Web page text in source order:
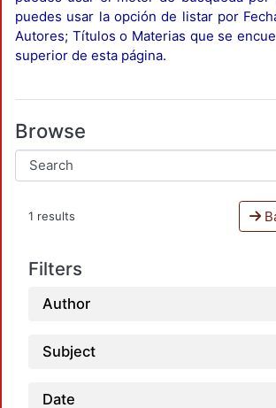
puedes usar la opción de listar por
Autores; Títulos o Materias que se
superior de esta página.
Browse
1 results
Filters
Author
Subject
Date